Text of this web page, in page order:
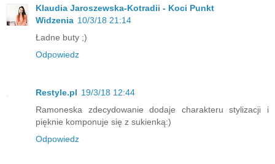
Klaudia Jaroszewska-Kotradii - Koci Punkt
Widzenia 10/3/18 21:14
Ładne buty ;)
Odpowiedz
Restyle.pl 19/3/18 12:44
Ramoneska zdecydowanie dodaje charakteru stylizacji i
pięknie komponuje się z sukienką:)
Odpowiedz